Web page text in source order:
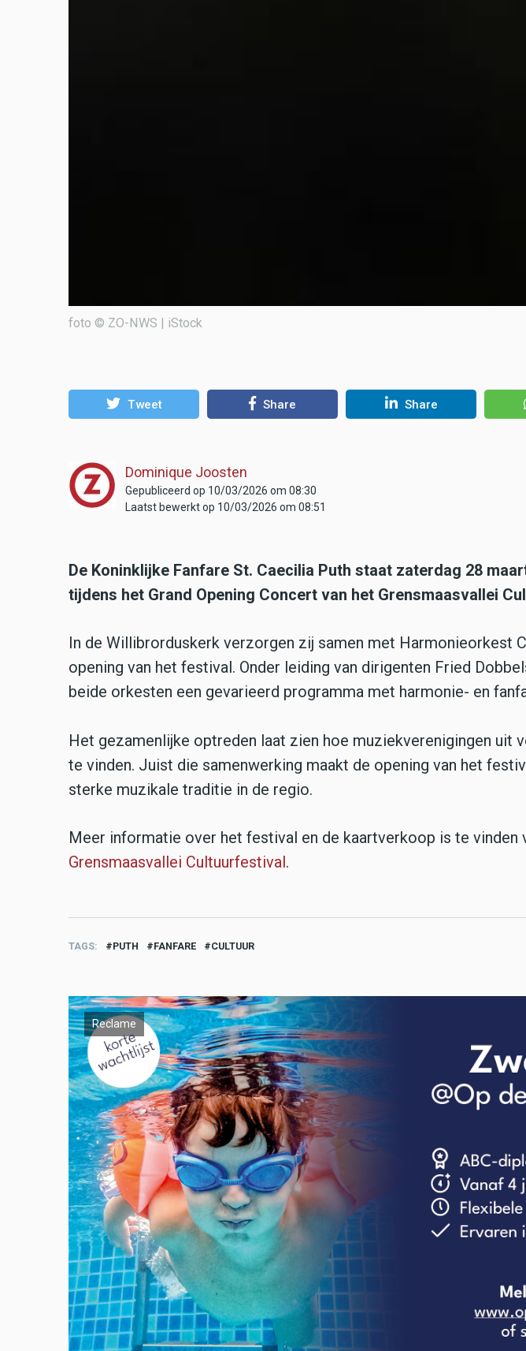
foto © ZO-NWS | iStock
Tweet Share Share
Dominique Joosten
Gepubliceerd op 10/03/2026 om 08:30
Laatst bewerkt op 10/03/2026 om 08:51
De Koninklijke Fanfare St. Caecilia Puth staat zaterdag 28
tijdens het Grand Opening Concert van het Grensmaasvallei
In de Willibrorduskerk verzorgen zij samen met Harmonieorkest
opening van het festival. Onder leiding van dirigenten Fried
beide orkesten een gevarieerd programma met harmonie- en
Het gezamenlijke optreden laat zien hoe muziekverenigingen uit
te vinden. Juist die samenwerking maakt de opening van het
sterke muzikale traditie in de regio.
Meer informatie over het festival en de kaartverkoop is te vinden
Grensmaasvallei Cultuurfestival .
TAGS PUTH FANFARE CULTUUR
Reclame